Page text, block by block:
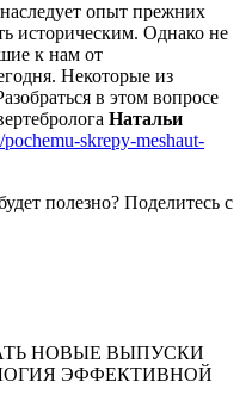
опыт прежних
историческим. Однако не
к нам от
Некоторые из
в этом вопросе
Натальи
skrepy-meshaut-
полезно? Поделитесь с
НОВЫЕ ВЫПУСКИ
ЭФФЕКТИВНОЙ